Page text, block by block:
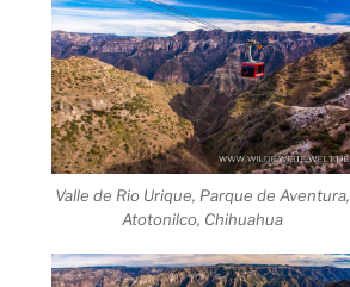
Valle de Rio Urique, Parque de Aventura,
Atotonilco, Chihuahua